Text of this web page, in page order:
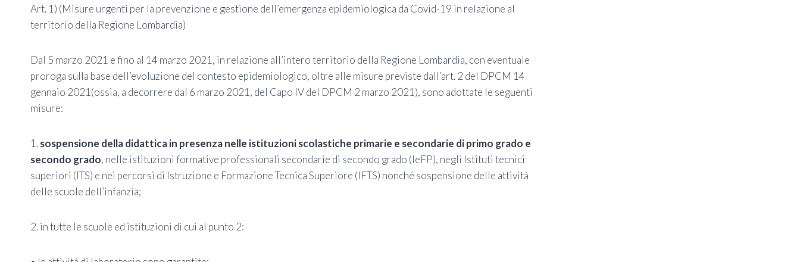
Art. 1) (Misure urgenti per la prevenzione e gestione dell’emergenza epidemiologica da Covid-19 in relazione al
territorio della Regione Lombardia)
Dal 5 marzo 2021 e fino al 14 marzo 2021, in relazione all’intero territorio della Regione Lombardia, con eventuale
proroga sulla base dell’evoluzione del contesto epidemiologico, oltre alle misure previste dall’art. 2 del DPCM 14
gennaio 2021(ossia, a decorrere dal 6 marzo 2021, del Capo IV del DPCM 2 marzo 2021), sono adottate le seguenti
misure:
1.sospensione della didattica in presenza nelle istituzioni scolastiche primarie e secondarie di primo grado e
secondo grado, nelle istituzioni formative professionali secondarie di secondo grado (IeFP), negli Istituti tecnici
superiori (ITS) e nei percorsi di Istruzione e Formazione Tecnica Superiore (IFTS) nonché sospensione delle attività
delle scuole dell’infanzia;
2. in tutte le scuole ed istituzioni di cui al punto 2: